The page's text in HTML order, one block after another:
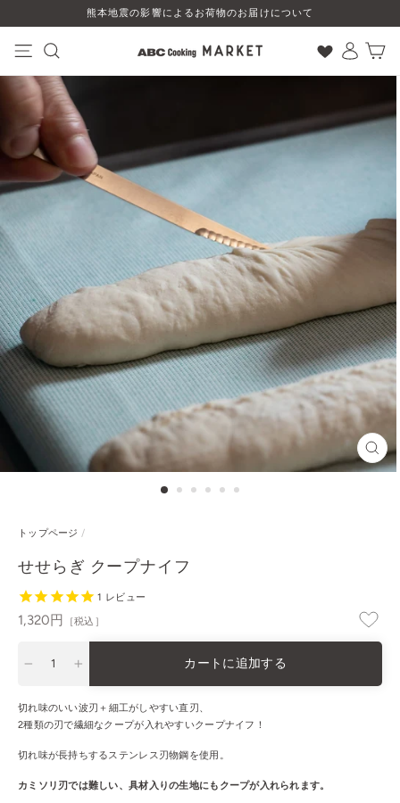
ン
ツ
す
る
熊本地震の影響によるお荷物のお届けについて
閉
じ
トップページ /
せせらぎ クープナイフ
1 レビュー
通
格
1,320円 ［税込］
カートに追加する
切れ味のいい波刃＋ 細工がしやすい直刃、
2種類の刃で繊細なクープが入れやすいクープナイフ！
切れ味が長持ちするステンレス刃物鋼を使用。
カミソリ刃では難しい、具材入りの生地にもクープが入れられます。